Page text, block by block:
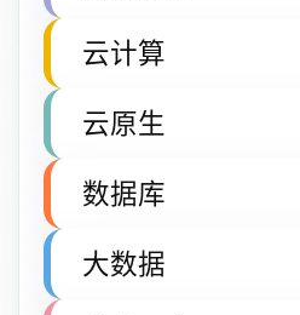
云计算
云原生
数据库
大数据